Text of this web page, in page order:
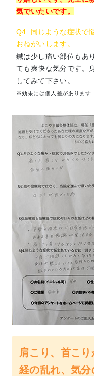
気でいたいです。
Q4. 同じような症状で
おねがいします。
鍼は少し痛い部位もあ
ても爽快な気分です。
してみて下さい。
※効果には個人差があります
肩こり、首こ
経の乱れ、気